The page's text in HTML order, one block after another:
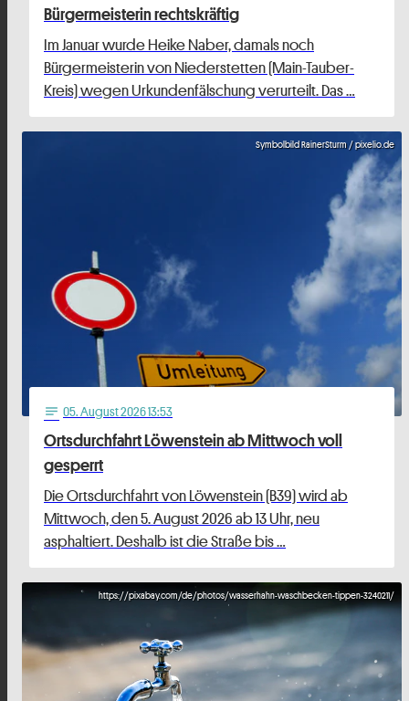
Bürgermeisterin rechtskräftig
Im Januar wurde Heike Naber, damals noch
Bürgermeisterin von Niederstetten (Main-Tauber-
Kreis) wegen Urkundenfälschung verurteilt. Das …
Symbolbild RainerSturm / pixelio.de
notes 05. August 2026 13:53
Ortsdurchfahrt Löwenstein ab Mittwoch voll
gesperrt
Die Ortsdurchfahrt von Löwenstein (B39) wird ab
Mittwoch, den 5. August 2026 ab 13 Uhr, neu
asphaltiert. Deshalb ist die Straße bis …
https://pixabay.com/de/photos/wasserhahn-waschbecken-tippen-3240211/